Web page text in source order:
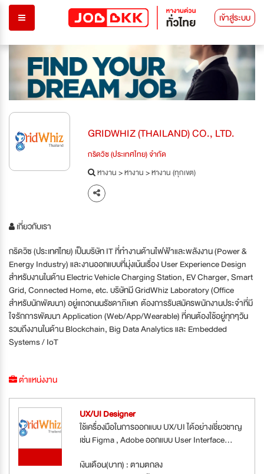
เข้าสู่ระบบ
GRIDWHIZ (THAILAND) CO., LTD.
กริดวิซ (ประเทศไทย) จำกัด
หางาน>หางาน>หางาน (ทุกเขต)
เกี่ยวกับเรา
กริดวิซ (ประเทศไทย) เป็นบริษัท IT ที่ทำงานด้านไฟฟ้าและพลังงาน (Power &
Energy Industry) และงานออกแบบที่มุ่งเน้นเรื่อง User Experience Design
สำหรับงานในด้าน Electric Vehicle Charging Station, EV Charger, Smart
Grid, Connected Home, etc. บริษัทมี GridWhiz Laboratory (Office
สำหรับนักพัฒนา) อยู่แถวถนนรัชดาภิเษก ต้องการรับสมัครพนักงานประจำที่มี
ใจรักการพัฒนา Application (Web/App/Wearable) ที่คนต้องใช้อยู่ทุกๆวัน
รวมถึงงานในด้าน Blockchain, Big Data Analytics และ Embedded
Systems / IoT
ตำแหน่งงาน
UX/UI Designer
ใช้เครื่องมือในการออกแบบ UX/UI ได้อย่างเชี่ยวชาญ
เช่น Figma , Adobe ออกแบบ User Interface...
เงินเดือน(บาท) : ตามตกลง